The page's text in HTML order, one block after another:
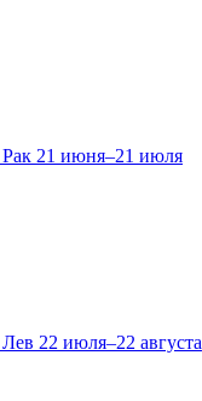
Рак 21 июня–21 июля
Лев 22 июля–22 августа